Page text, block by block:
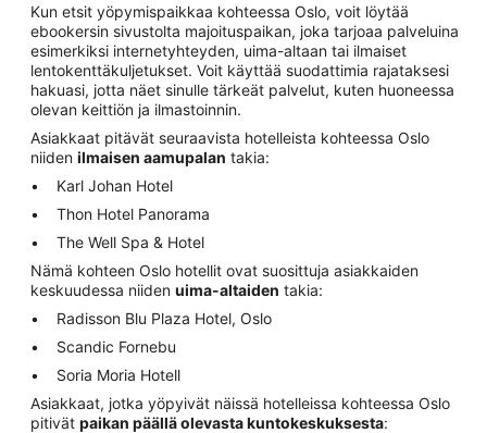
Kun etsit yöpymispaikkaa kohteessa Oslo, voit löytää
ebookersin sivustolta majoituspaikan, joka tarjoaa palveluina
esimerkiksi internetyhteyden, uima-altaan tai ilmaiset
lentokenttäkuljetukset. Voit käyttää suodattimia rajataksesi
hakuasi, jotta näet sinulle tärkeät palvelut, kuten huoneessa
olevan keittiön ja ilmastoinnin.
Asiakkaat pitävät seuraavista hotelleista kohteessa Oslo
niiden ilmaisen aamupalan takia:
Karl Johan Hotel
Thon Hotel Panorama
The Well Spa & Hotel
Nämä kohteen Oslo hotellit ovat suosittuja asiakkaiden
keskuudessa niiden uima-altaiden takia:
Radisson Blu Plaza Hotel, Oslo
Scandic Fornebu
Soria Moria Hotell
Asiakkaat, jotka yöpyivät näissä hotelleissa kohteessa Oslo
pitivät paikan päällä olevasta kuntokeskuksesta: